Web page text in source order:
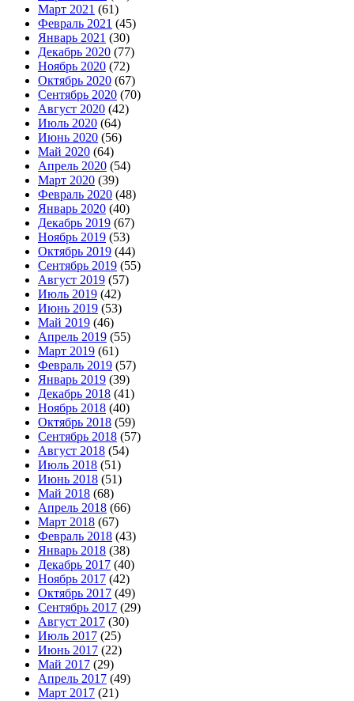
Март 2021 (61)
Февраль 2021 (45)
Январь 2021 (30)
Декабрь 2020 (77)
Ноябрь 2020 (72)
Октябрь 2020 (67)
Сентябрь 2020 (70)
Август 2020 (42)
Июль 2020 (64)
Июнь 2020 (56)
Май 2020 (64)
Апрель 2020 (54)
Март 2020 (39)
Февраль 2020 (48)
Январь 2020 (40)
Декабрь 2019 (67)
Ноябрь 2019 (53)
Октябрь 2019 (44)
Сентябрь 2019 (55)
Август 2019 (57)
Июль 2019 (42)
Июнь 2019 (53)
Май 2019 (46)
Апрель 2019 (55)
Март 2019 (61)
Февраль 2019 (57)
Январь 2019 (39)
Декабрь 2018 (41)
Ноябрь 2018 (40)
Октябрь 2018 (59)
Сентябрь 2018 (57)
Август 2018 (54)
Июль 2018 (51)
Июнь 2018 (51)
Май 2018 (68)
Апрель 2018 (66)
Март 2018 (67)
Февраль 2018 (43)
Январь 2018 (38)
Декабрь 2017 (40)
Ноябрь 2017 (42)
Октябрь 2017 (49)
Сентябрь 2017 (29)
Август 2017 (30)
Июль 2017 (25)
Июнь 2017 (22)
Май 2017 (29)
Апрель 2017 (49)
Март 2017 (21)